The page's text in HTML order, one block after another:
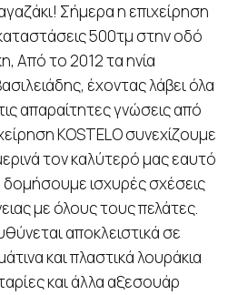
Σήμερα η επιχείρηση
500τμ στην οδό
Από το 2012 τα ηνία
έχοντας λάβει όλα
απαραίτητες γνώσεις από
KOSTELO συνεχίζουμε
τον καλύτερό μας εαυτό
δομήσουμε ισχυρές σχέσεις
με όλους τους πελάτες.
αποκλειστικά σε
και πλαστικά λουράκια
και άλλα αξεσουάρ